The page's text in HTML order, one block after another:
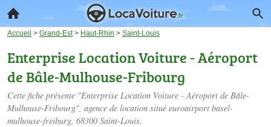
Accueil > Grand-Est > Haut-Rhin > Saint-Louis
Enterprise Location Voiture - Aéroport
de Bâle-Mulhouse-Fribourg
Cette fiche présente "Enterprise Location Voiture - Aéroport de Bâle-
Mulhouse-Fribourg", agence de location situé euroairport basel-
mulhouse-freiburg, 68300 Saint-Louis.